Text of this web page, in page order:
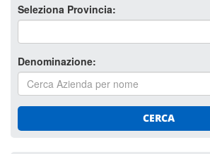
Seleziona Provincia:
Denominazione:
CERCA